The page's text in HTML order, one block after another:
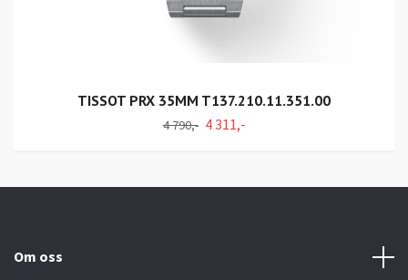
TISSOT PRX 35MM T137.210.11.351.00
4 790,- 4 311,-
Om oss